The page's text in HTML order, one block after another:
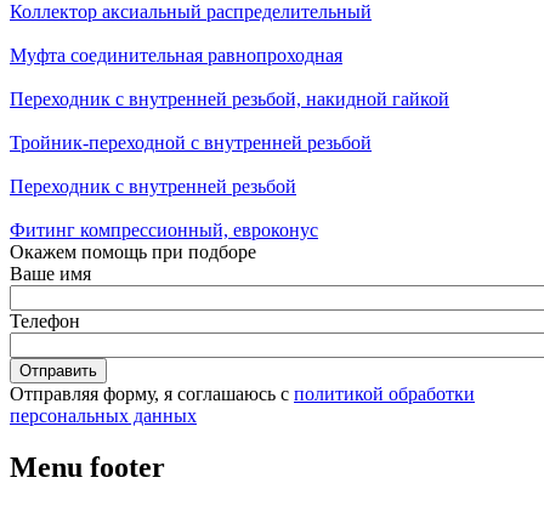
Коллектор аксиальный распределительный
Муфта соединительная равнопроходная
Переходник с внутренней резьбой, накидной гайкой
Тройник-переходной с внутренней резьбой
Переходник с внутренней резьбой
Фитинг компрессионный, евроконус
Окажем помощь при подборе
Ваше имя
Телефон
Отправляя форму, я соглашаюсь с политикой обработки
персональных данных
Menu footer